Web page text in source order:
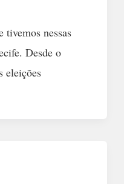
tivemos nessas
Desde o
eleições